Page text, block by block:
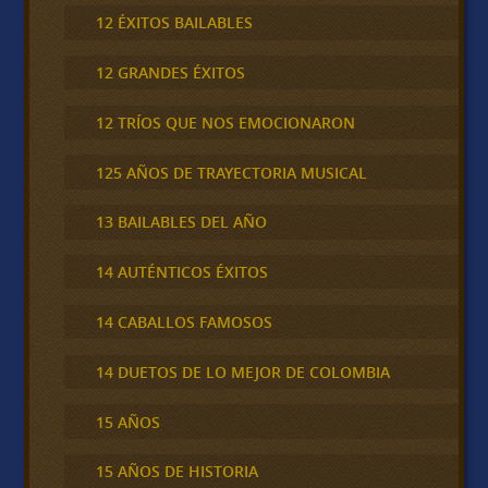
12 ÉXITOS BAILABLES
12 GRANDES ÉXITOS
12 TRÍOS QUE NOS EMOCIONARON
125 AÑOS DE TRAYECTORIA MUSICAL
13 BAILABLES DEL AÑO
14 AUTÉNTICOS ÉXITOS
14 CABALLOS FAMOSOS
14 DUETOS DE LO MEJOR DE COLOMBIA
15 AÑOS
15 AÑOS DE HISTORIA